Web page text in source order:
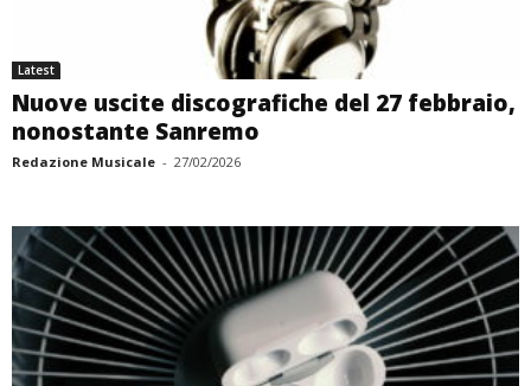
Latest
Nuove uscite discografiche del 27 febbraio,
nonostante Sanremo
Redazione Musicale - 27/02/2026